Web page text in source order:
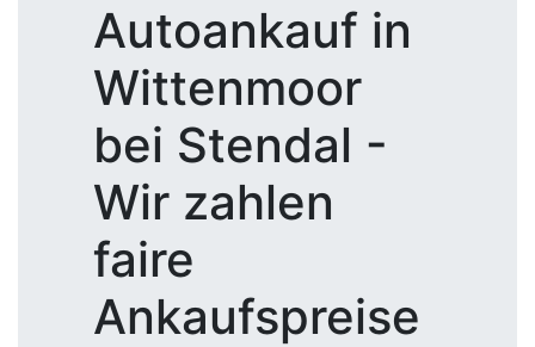
Autoankauf in
Wittenmoor
bei Stendal -
Wir zahlen
faire
Ankaufspreise